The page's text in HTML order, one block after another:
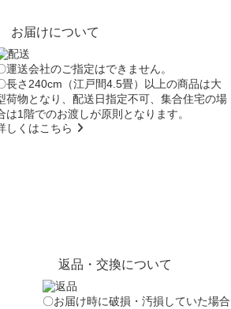
お届けについて
運送会社のご指定はできません。
長さ240cm（江戸間4.5畳）以上の商品は大
荷物となり、配送日指定不可、集合住宅の場
は1階でのお渡しが原則となります。
しくはこちら
返品・交換について
〇お届け時に破損・汚損していた場合